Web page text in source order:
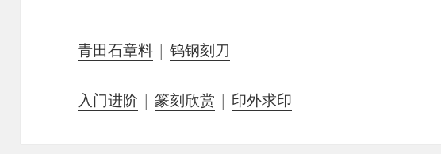
青田石章料 |钨钢刻刀
入门进阶 |篆刻欣赏 | 印外求印